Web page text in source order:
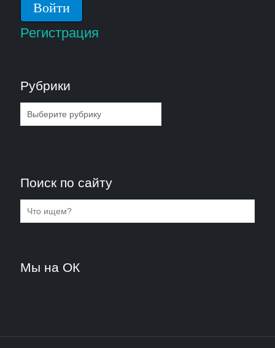
Регистрация
Рубрики
Рубрики
Поиск по сайту
Мы на ОК